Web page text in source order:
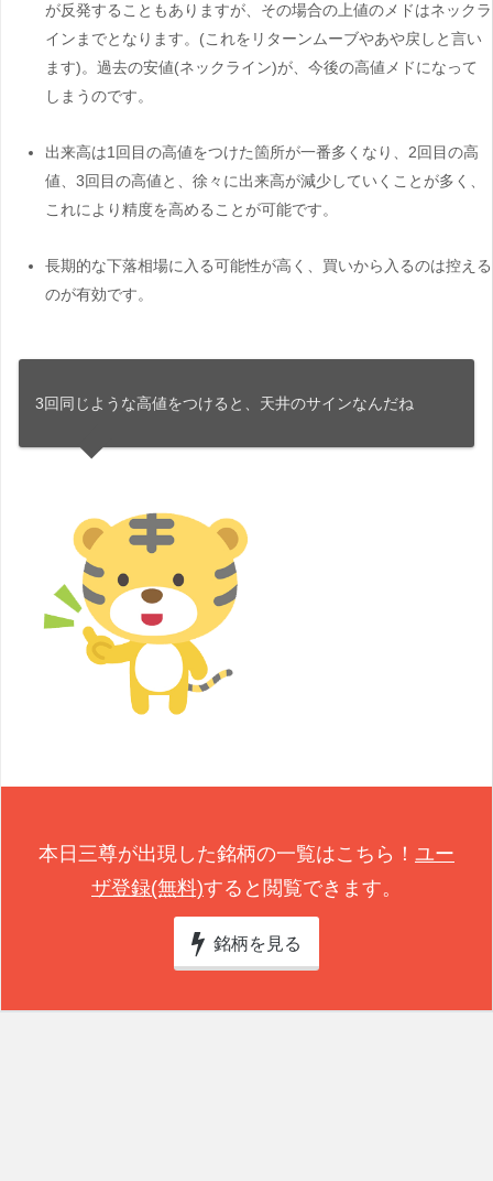
が反発することもありますが、その場合の上値のメドはネックラ
インまでとなります。(これをリターンムーブやあや戻しと言い
ます)。過去の安値(ネックライン)が、今後の高値メドになって
しまうのです。
出来高は1回目の高値をつけた箇所が一番多くなり、2回目の高
値、3回目の高値と、徐々に出来高が減少していくことが多く、
これにより精度を高めることが可能です。
長期的な下落相場に入る可能性が高く、買いから入るのは控える
のが有効です。
3回同じような高値をつけると、天井のサインなんだね
本日三尊が出現した銘柄の一覧はこちら！ ユー
ザ登録(無料)すると閲覧できます。
銘柄を見る